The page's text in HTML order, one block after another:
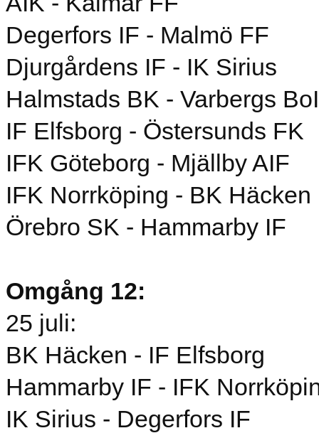
Degerfors IF - Malmö FF
Djurgårdens IF - IK Sirius
Halmstads BK - Varbergs
IF Elfsborg - Östersunds FK
IFK Göteborg - Mjällby AIF
IFK Norrköping - BK Häcken
Örebro SK - Hammarby IF
Omgång 12:
25 juli:
BK Häcken - IF Elfsborg
Hammarby IF - IFK
IK Sirius - Degerfors IF